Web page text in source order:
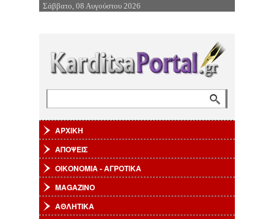
Επιστροφή στην Πλοήγηση
Σάββατο, 08 Αυγούστου 2026
ΑΡΧΙΚΗ
ΑΠΟΨΕΙΣ
ΟΙΚΟΝΟΜΙΑ - ΑΓΡΟΤΙΚΑ
MAGAZINO
ΑΘΛΗΤΙΚΑ